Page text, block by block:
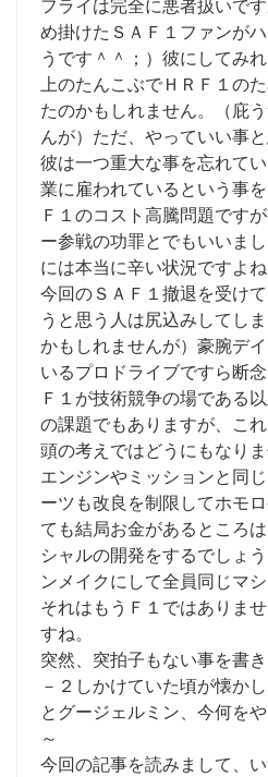
フライは完全に悪者扱いで
め掛けたＳＡＦ１ファンが
うです＾＾；）彼にしてみ
上のたんこぶでＨＲＦ１の
たのかもしれません。（庇
んが）ただ、やっていい事
彼は一つ重大な事を忘れて
業に雇われているという事を
Ｆ１のコスト高騰問題です
ー参戦の功罪とでもいいま
には本当に辛い状況ですよね
今回のＳＡＦ１撤退を受け
うと思う人は尻込みしてし
かもしれませんが）豪腕デ
いるプロドライブですら断念
Ｆ１が技術競争の場である
の課題でもありますが、こ
頭の考えではどうにもなりま
エンジンやミッションと同
ーツも改良を制限してホモ
ても結局お金があるところ
シャルの開発をするでしょ
ンメイクにして全員同じマ
それはもうＦ１ではありま
すね。
突然、突拍子もない事を書
－２しかけていた頃が懐か
とグージェルミン、今何を
～
今回の記事を読みまして、